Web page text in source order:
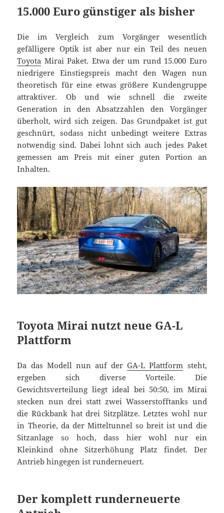
15.000 Euro günstiger als bisher
Die im Vergleich zum Vorgänger wesentlich
gefälligere Optik ist aber nur ein Teil des neuen
Toyota Mirai Paket. Etwa der um rund 15.000 Euro
niedrigere Einstiegspreis macht den Wagen nun
theoretisch für eine etwas größere Kundengruppe
attraktiver. Ob und wie schnell die zweite
Generation in den Absatzzahlen den Vorgänger
überholt, wird sich zeigen. Das Grundpaket ist gut
geschnürt, sodass nicht unbedingt weitere Extras
notwendig sind. Dabei lohnt sich auch jedes Paket
gemessen am Preis mit einer guten Portion an
Inhalten.
Toyota Mirai nutzt neue GA-L
Plattform
Da das Modell nun auf derGA-L Plattform steht,
ergeben sich diverse Vorteile. Die
Gewichtsverteilung liegt ideal bei 50:50, im Mirai
stecken nun drei statt zwei Wasserstofftanks und
die Rückbank hat drei Sitzplätze. Letztes wohl nur
in Theorie, da der Mitteltunnel so breit ist und die
Sitzanlage so hoch, dass hier wohl nur ein
Kleinkind ohne Sitzerhöhung Platz findet. Der
Antrieb hingegen ist runderneuert.
Der komplett runderneuerte